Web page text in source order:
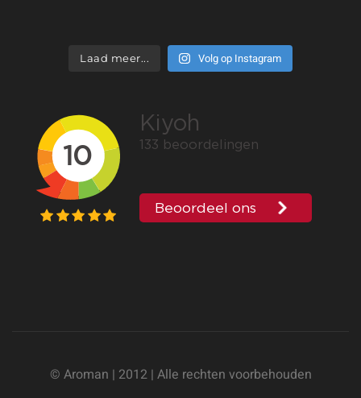
Laad meer... Volg op Instagram
© Aroman | 2012 | Alle rechten voorbehouden